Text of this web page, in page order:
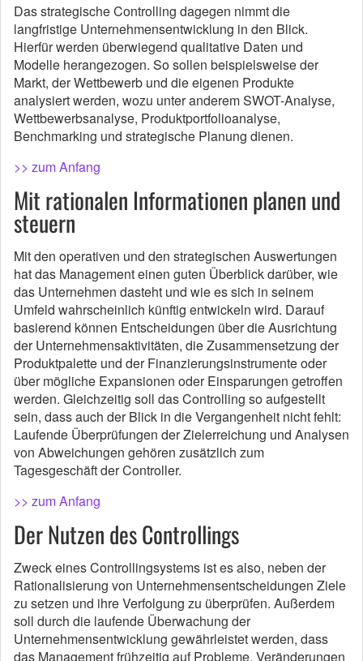
Das strategische Controlling dagegen nimmt die
langfristige Unternehmensentwicklung in den Blick.
Hierfür werden überwiegend qualitative Daten und
Modelle herangezogen. So sollen beispielsweise der
Markt, der Wettbewerb und die eigenen Produkte
analysiert werden, wozu unter anderem SWOT-Analyse,
Wettbewerbsanalyse, Produktportfolioanalyse,
Benchmarking und strategische Planung dienen.
>> zum Anfang
Mit rationalen Informationen planen und
steuern
Mit den operativen und den strategischen Auswertungen
hat das Management einen guten Überblick darüber, wie
das Unternehmen dasteht und wie es sich in seinem
Umfeld wahrscheinlich künftig entwickeln wird. Darauf
basierend können Entscheidungen über die Ausrichtung
der Unternehmensaktivitäten, die Zusammensetzung der
Produktpalette und der Finanzierungsinstrumente oder
über mögliche Expansionen oder Einsparungen getroffen
werden. Gleichzeitig soll das Controlling so aufgestellt
sein, dass auch der Blick in die Vergangenheit nicht fehlt:
Laufende Überprüfungen der Zielerreichung und Analysen
von Abweichungen gehören zusätzlich zum
Tagesgeschäft der Controller.
>> zum Anfang
Der Nutzen des Controllings
Zweck eines Controllingsystems ist es also, neben der
Rationalisierung von Unternehmensentscheidungen Ziele
zu setzen und ihre Verfolgung zu überprüfen. Außerdem
soll durch die laufende Überwachung der
Unternehmensentwicklung gewährleistet werden, dass
das Management frühzeitig auf Probleme, Veränderungen